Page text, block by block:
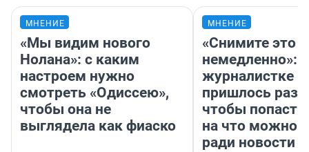
МНЕНИЕ
«Мы видим нового
Нолана»: с каким
настроем нужно
смотреть «Одиссею»,
чтобы она не
выглядела как фиаско
МНЕНИЕ
«Снимите это
немедленно»:
журналистке
пришлось
чтобы попасть
на что можно
ради новости